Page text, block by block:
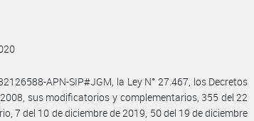
APN-SIP#JGM, la Ley N° 27.467, los Decretos
sus modificatorios y complementarios, 355 del 22
7 del 10 de diciembre de 2019, 50 del 19 de diciembre